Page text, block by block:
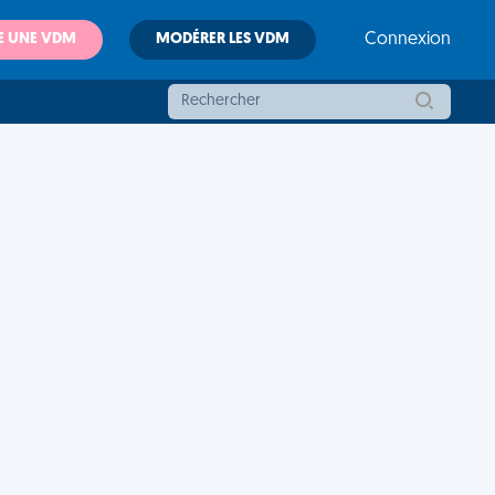
UNE VDM MODÉRER LES VDM Connexion